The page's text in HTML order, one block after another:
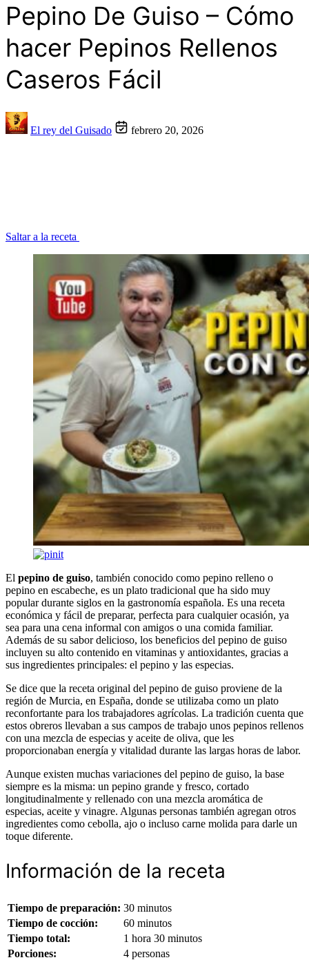
Pepino De Guiso – Cómo
hacer Pepinos Rellenos
Caseros Fácil
El rey del Guisado febrero 20, 2026
Saltar a la receta
El pepino de guiso, también conocido como pepino relleno o
pepino en escabeche, es un plato tradicional que ha sido muy
popular durante siglos en la gastronomía española. Es una receta
económica y fácil de preparar, perfecta para cualquier ocasión, ya
sea para una cena informal con amigos o una comida familiar.
Además de su sabor delicioso, los beneficios del pepino de guiso
incluyen su alto contenido en vitaminas y antioxidantes, gracias a
sus ingredientes principales: el pepino y las especias.
Se dice que la receta original del pepino de guiso proviene de la
región de Murcia, en España, donde se utilizaba como un plato
reconfortante para los trabajadores agrícolas. La tradición cuenta que
estos obreros llevaban a sus campos de trabajo unos pepinos rellenos
con una mezcla de especias y aceite de oliva, que les
proporcionaban energía y vitalidad durante las largas horas de labor.
Aunque existen muchas variaciones del pepino de guiso, la base
siempre es la misma: un pepino grande y fresco, cortado
longitudinalmente y rellenado con una mezcla aromática de
especias, aceite y vinagre. Algunas personas también agregan otros
ingredientes como cebolla, ajo o incluso carne molida para darle un
toque diferente.
Información de la receta
Tiempo de preparación: 30 minutos
Tiempo de cocción:
60 minutos
Tiempo total:
1 hora 30 minutos
Porciones:
4 personas